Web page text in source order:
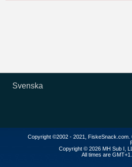
Svenska
Copyright ©2002 - 2021, FiskeSnack.com.
Copyright © 2026 MH Sub I,
All times are